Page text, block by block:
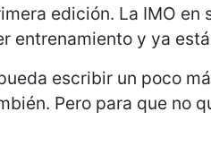
edición. La IMO
entrenamiento y ya
escribir un poco
Pero para que no